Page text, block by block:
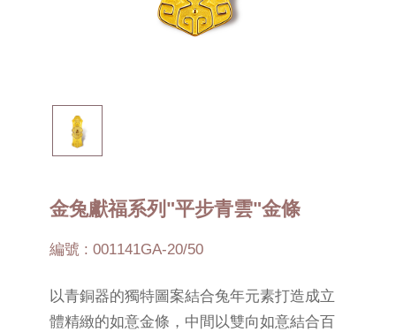
金兔獻福系列"平步青雲"金條
編號 : 001141GA-20/50
以青銅器的獨特圖案結合兔年元素打造成立
體精緻的如意金條，中間以雙向如意結合百